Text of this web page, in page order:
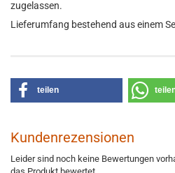
zugelassen.
Lieferumfang bestehend aus einem
teilen
Kundenrezensionen
Leider sind noch keine Bewertungen